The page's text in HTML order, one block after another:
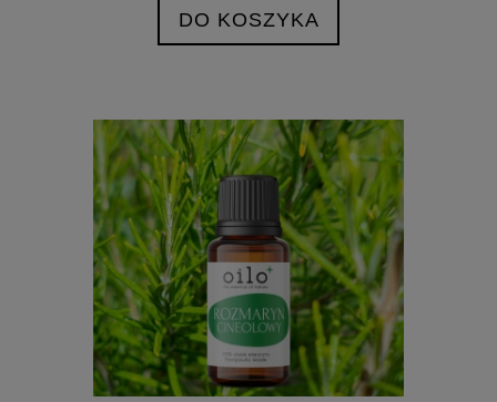
DO KOSZYKA